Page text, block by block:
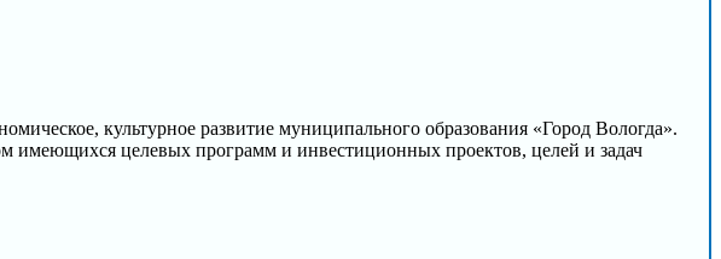
культурное развитие муниципального образования «Город Вологда».
имеющихся целевых программ и инвестиционных проектов, целей и задач